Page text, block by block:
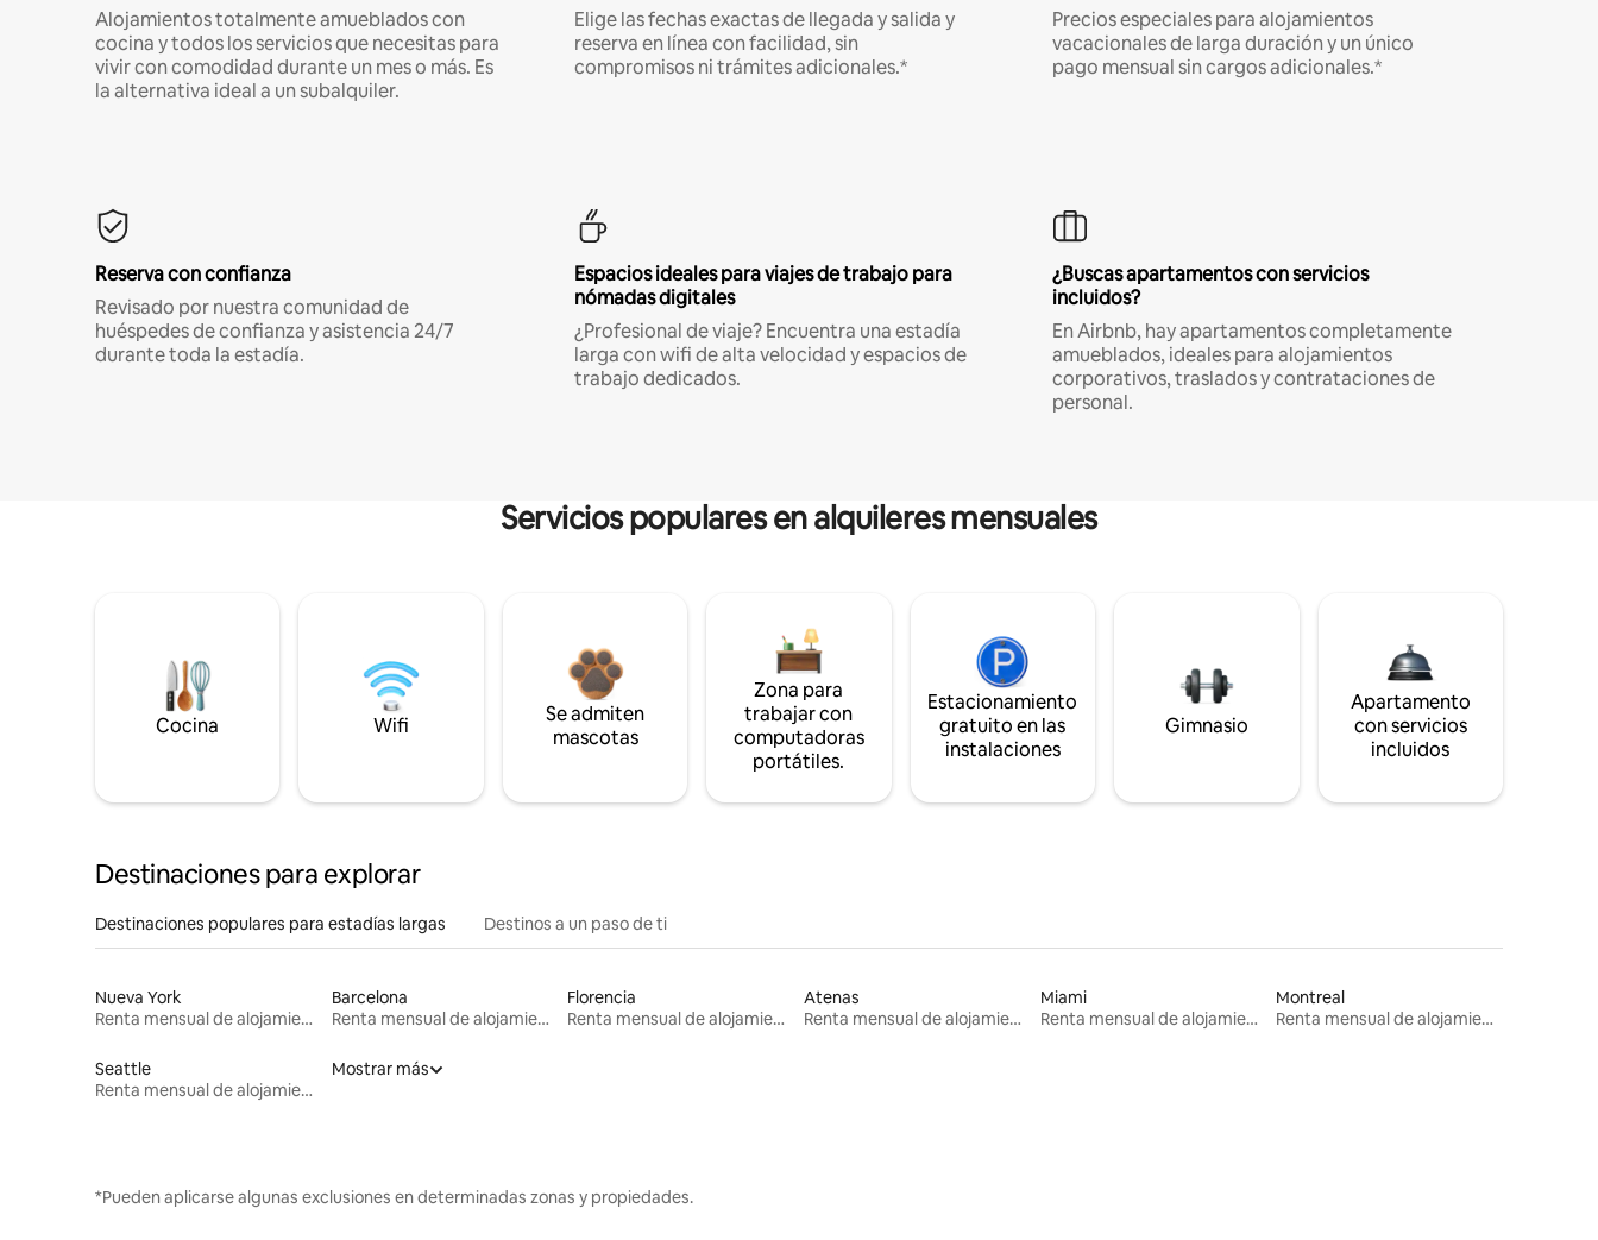
Alojamientos totalmente amueblados con
cocina y todos los servicios que necesitas para
vivir con comodidad durante un mes o más. Es
la alternativa ideal a un subalquiler.
Elige las fechas exactas de llegada y salida y
reserva en línea con facilidad, sin
compromisos ni trámites adicionales.*
Precios especiales para alojamientos
vacacionales de larga duración y un único
pago mensual sin cargos adicionales.*
Reserva con confianza
Revisado por nuestra comunidad de
huéspedes de confianza y asistencia 24/7
durante toda la estadía.
Espacios ideales para viajes de trabajo para
nómadas digitales
¿Profesional de viaje? Encuentra una estadía
larga con wifi de alta velocidad y espacios de
trabajo dedicados.
¿Buscas apartamentos con servicios
incluidos?
En Airbnb, hay apartamentos completamente
amueblados, ideales para alojamientos
corporativos, traslados y contrataciones de
personal.
Servicios populares en alquileres mensuales
Cocina Wifi
Se admiten
mascotas
Zona para
trabajar con
computadoras
portátiles.
Estacionamiento
gratuito en las
instalaciones
Gimnasio
Apartamento
con servicios
incluidos
Destinaciones para explorar
Destinaciones populares para estadías largas Destinos a un paso de ti
Nueva York
Renta mensual de alojamientos
Barcelona
Renta mensual de alojamientos
Florencia
Renta mensual de alojamientos
Atenas
Renta mensual de alojamientos
Miami
Renta mensual de alojamientos
Montreal
Renta mensual de alojamientos
Seattle
Renta mensual de alojamientos
Mostrar más
*Pueden aplicarse algunas exclusiones en determinadas zonas y propiedades.